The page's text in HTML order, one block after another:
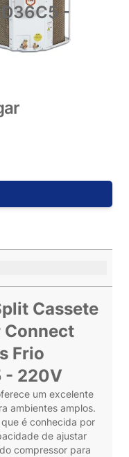
-
Cassete
Frio
- 220V
um excelente
ambientes amplos.
que é conhecida por
de ajustar
compressor para